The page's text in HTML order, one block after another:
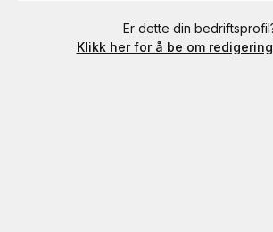
Er dette din
Klikk her for å be om